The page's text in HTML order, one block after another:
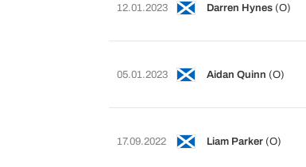
12.01.2023 Darren Hynes (O)
05.01.2023 Aidan Quinn (O)
17.09.2022 Liam Parker (O)